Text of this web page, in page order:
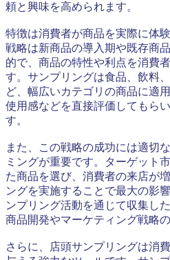
頼と興味を高められます。
特徴は消費者が商品を実際に体
戦略は新商品の導入期や既存商
的で、商品の特性や利点を消費
す。サンプリングは食品、飲料
ど、幅広いカテゴリの商品に適
使用感などを直接評価してもら
す。
また、この戦略の成功には適切
ミングが重要です。ターゲット
た商品を選び、消費者の来店が
ングを実施することで最大の影
ンプリング活動を通じて収集し
商品開発やマーケティング戦略
さらに、店頭サンプリングは消